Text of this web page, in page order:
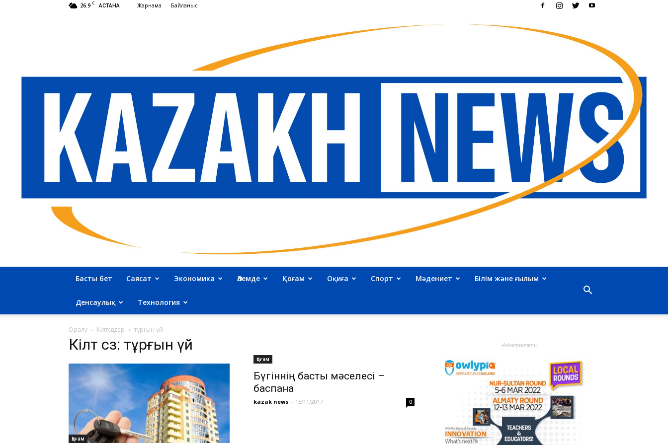
26.9 C АСТАНА Жарнама Байланыс
Басты бет Саясат Экономика Әлемде Қоғам Оқиға Спорт Мәдениет Білім және ғылым
Денсаулық Технология
Оралу Кілтсөздер тұрғын үй
Кілт сөз: тұрғын үй
Қоғам
Қоғам
Бүгіннің басты мәселесі –
баспана
kazak news - 15/11/2017 0
-Advertisement-